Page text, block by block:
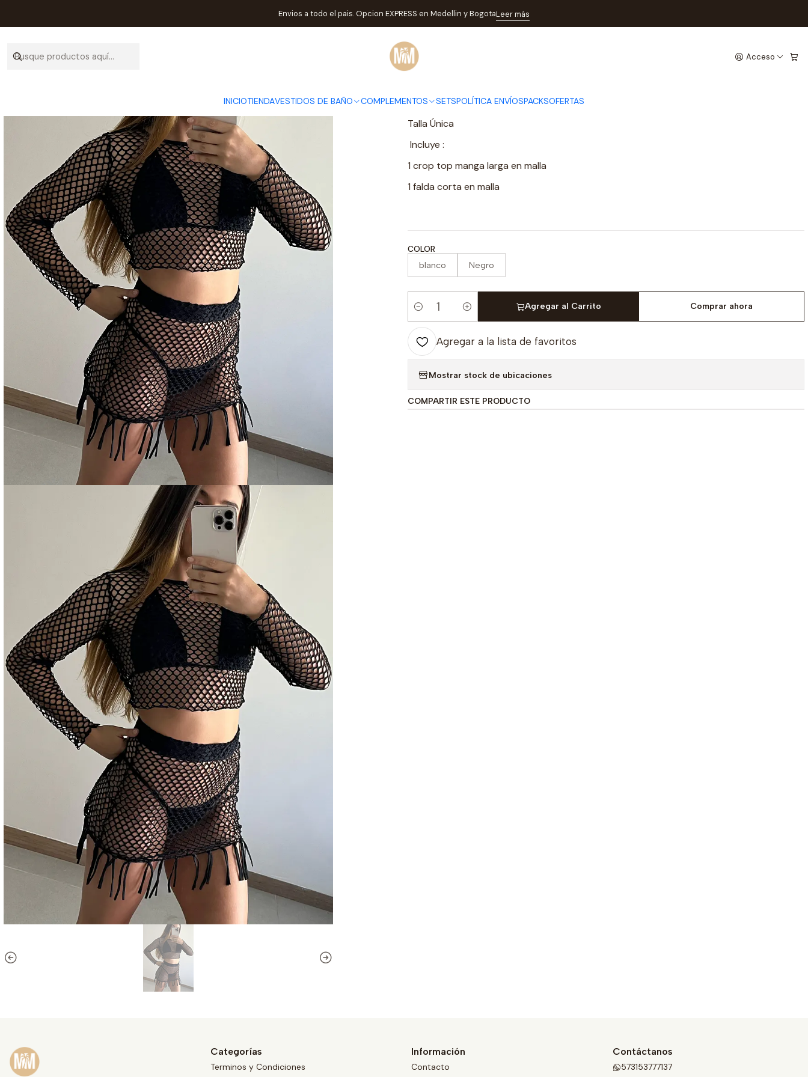
Acceso
INICIOTIENDAVESTIDOS DE BAÑO COMPLEMENTOS SETSPOLÍTICA ENVÍOSPACKSOFERTAS
Envios a todo el pais. Opcion EXPRESS en Medellin y BogotaLeer más
TODA LA TIENDA COMPLEMENTOS Salidas de baño SALIDA CROP TOP + FALDA MALLA FLECOS
|SALIDA CROP TOP + FALDA
DESCRIPCIÓN
Talla Única
Incluye :
1 crop top manga larga en malla
1 falda corta en malla
COLOR
blanco Negro
Cantidad
Agregar al Carrito Comprar ahora
Agregar a la lista de favoritos
Mostrar stock de ubicaciones
COMPARTIR ESTE PRODUCTO
Categorías
Terminos y Condiciones
Información
Contacto
Contáctanos
573153777137